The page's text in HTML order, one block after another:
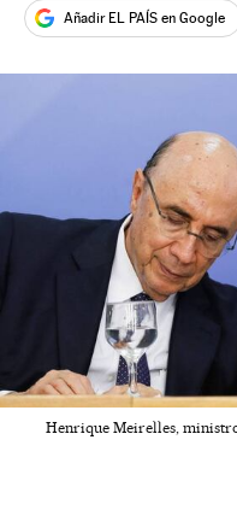
Añadir EL PAÍS en Google
Henrique Meirelles,